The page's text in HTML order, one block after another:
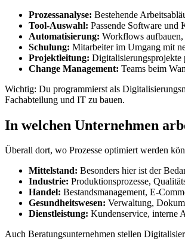
Prozessanalyse: Bestehende
Tool-Auswahl: Passende Software und
Automatisierung: Workflows aufbauen,
Schulung: Mitarbeiter im Umgang mit
Projektleitung: Digitalisierungsprojekte
Change Management: Teams beim
Wichtig: Du programmierst als
Fachabteilung und IT zu bauen.
In welchen Unternehmen
Überall dort, wo Prozesse optimiert werden
Mittelstand: Besonders hier ist der
Industrie: Produktionsprozesse,
Handel: Bestandsmanagement, E-
Gesundheitswesen: Verwaltung,
Dienstleistung: Kundenservice, interne
Auch Beratungsunternehmen stellen